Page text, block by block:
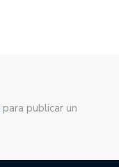
para publicar un